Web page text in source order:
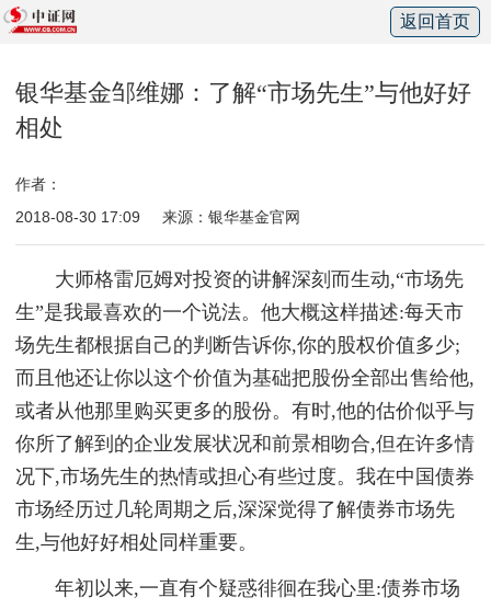
返回首页
银华基金邹维娜：了解“市场先生”与他好好
相处
作者：
2018-08-30 17:09
来源：银华基金官网
大师格雷厄姆对投资的讲解深刻而生动,“市场先
生”是我最喜欢的一个说法。他大概这样描述:每天市
场先生都根据自己的判断告诉你,你的股权价值多少;
而且他还让你以这个价值为基础把股份全部出售给他,
或者从他那里购买更多的股份。有时,他的估价似乎与
你所了解到的企业发展状况和前景相吻合,但在许多情
况下,市场先生的热情或担心有些过度。我在中国债券
市场经历过几轮周期之后,深深觉得了解债券市场先
生,与他好好相处同样重要。
年初以来,一直有个疑惑徘徊在我心里:债券市场